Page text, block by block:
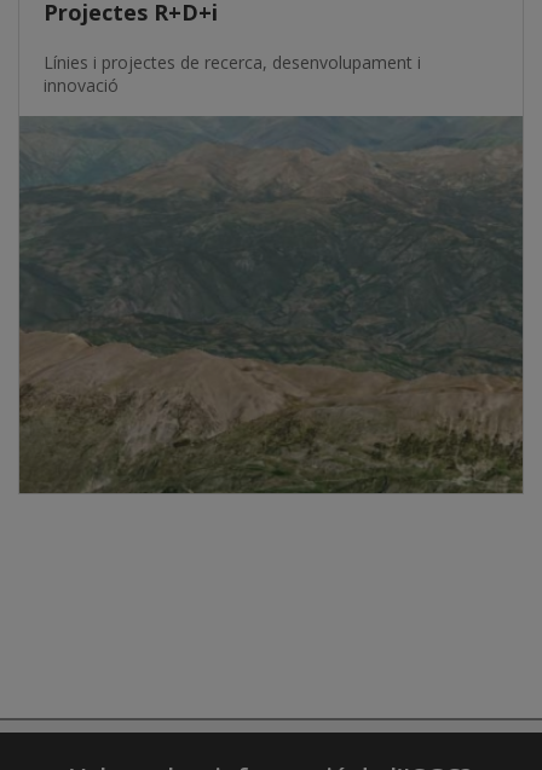
Projectes R+D+i
Línies i projectes de recerca, desenvolupament i
innovació